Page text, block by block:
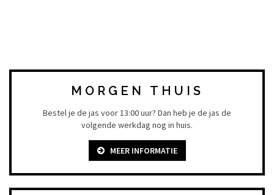
MORGEN THUIS
Bestel je de jas voor 13:00 uur? Dan heb je de jas de
volgende werkdag nog in huis.
MEER INFORMATIE